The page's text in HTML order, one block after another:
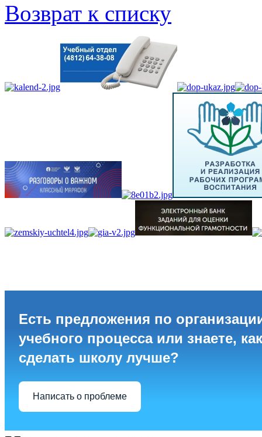
Возврат к списку
Есть предложения по
учебного процесса или знаете, как
сделать школу лучше?
Написать о проблеме